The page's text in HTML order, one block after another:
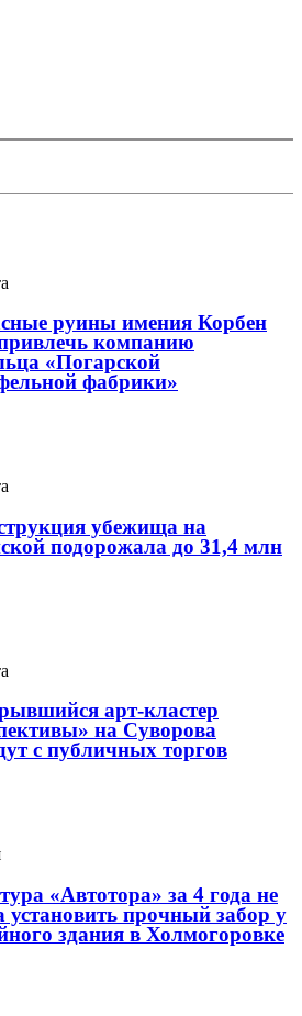
руины имения Корбен
компанию
«Погарской
фабрики»
убежища на
подорожала до 31,4 млн
арт-кластер
на Суворова
с публичных торгов
«Автотора» за 4 года не
установить прочный забор у
здания в Холмогоровке